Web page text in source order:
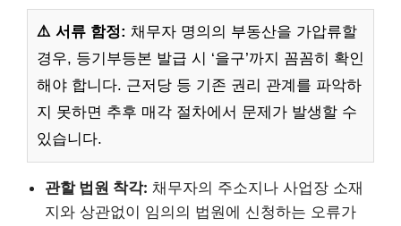
⚠️ 서류 함정: 채무자 명의의 부동산을 가압류할
경우, 등기부등본 발급 시 ‘을구’까지 꼼꼼히 확인
해야 합니다. 근저당 등 기존 권리 관계를 파악하
지 못하면 추후 매각 절차에서 문제가 발생할 수
있습니다.
관할 법원 착각: 채무자의 주소지나 사업장 소재
지와 상관없이 임의의 법원에 신청하는 오류가